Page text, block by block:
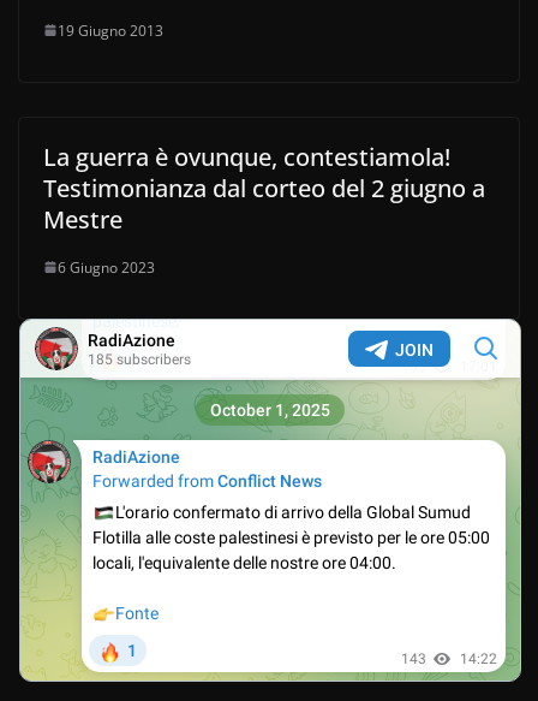
19 Giugno 2013
La guerra è ovunque, contestiamola!
Testimonianza dal corteo del 2 giugno a
Mestre
6 Giugno 2023